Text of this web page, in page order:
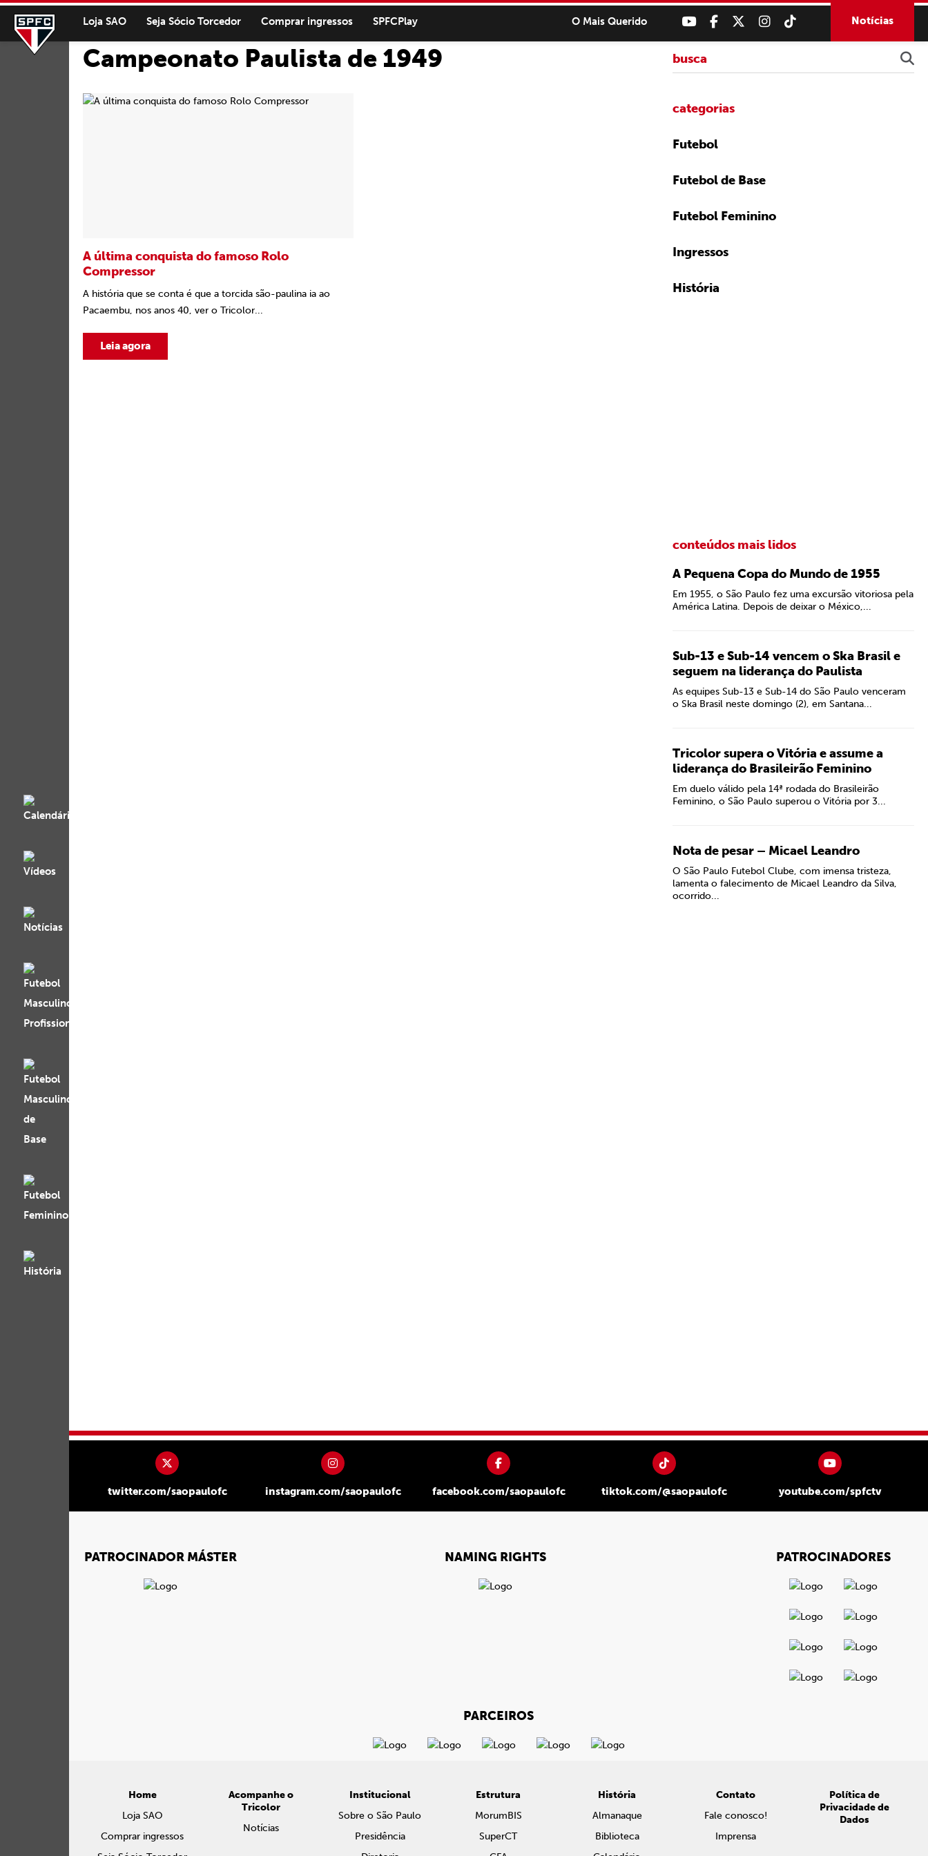
Loja SAO Seja Sócio Torcedor Comprar ingressos SPFCPlay O Mais Querido Notícias
Campeonato Paulista de 1949
A última conquista do famoso Rolo
Compressor
A história que se conta é que a torcida são-paulina ia ao
Pacaembu, nos anos 40, ver o Tricolor...
Leia agora
categorias
Futebol
Futebol de Base
Futebol Feminino
Ingressos
História
conteúdos mais lidos
A Pequena Copa do Mundo de 1955
Em 1955, o São Paulo fez uma excursão vitoriosa pela
América Latina. Depois de deixar o México,...
Sub-13 e Sub-14 vencem o Ska Brasil e
seguem na liderança do Paulista
As equipes Sub-13 e Sub-14 do São Paulo venceram
o Ska Brasil neste domingo (2), em Santana...
Tricolor supera o Vitória e assume a
liderança do Brasileirão Feminino
Em duelo válido pela 14ª rodada do Brasileirão
Feminino, o São Paulo superou o Vitória por 3...
Nota de pesar – Micael Leandro
O São Paulo Futebol Clube, com imensa tristeza,
lamenta o falecimento de Micael Leandro da Silva,
ocorrido...
twitter.com/saopaulofc instagram.com/saopaulofc facebook.com/saopaulofc tiktok.com/@saopaulofc youtube.com/spfctv
PATROCINADOR MÁSTER NAMING RIGHTS PATROCINADORES
PARCEIROS
Home
Loja SAO
Comprar ingressos
Acompanhe o
Tricolor
Notícias
Institucional
Sobre o São Paulo
Presidência
Estrutura
MorumBIS
SuperCT
História
Almanaque
Biblioteca
Contato
Fale conosco!
Imprensa
Política de
Privacidade de
Dados